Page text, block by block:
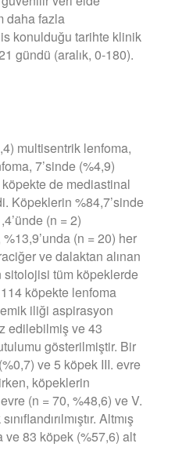
daha fazla
konulduğu tarihte klinik
gündü (aralık, 0-180).
multisentrik lenfoma,
7’sinde (%4,9)
de mediastinal
Köpeklerin %84,7’sinde
(n = 2)
(n = 20) her
ve dalaktan alınan
sitolojisi tüm köpeklerde
114 köpekte lenfoma
iliği aspirasyon
edilebilmiş ve 43
gösterilmiştir. Bir
ve 5 köpek III. evre
köpeklerin
(n = 70, %48,6) ve V.
Altmış
ve 83 köpek (%57,6) alt